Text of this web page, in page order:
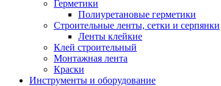
Герметики
Полиуретановые герметики
Строительные ленты, сетки и серпянки
Ленты клейкие
Клей строительный
Монтажная лента
Краски
Инструменты и оборудование